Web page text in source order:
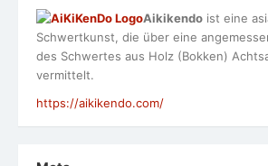
Aikikendo ist eine
Schwertkunst, die über eine
des Schwertes aus Holz (Bokken)
vermittelt.
https://aikikendo.com/